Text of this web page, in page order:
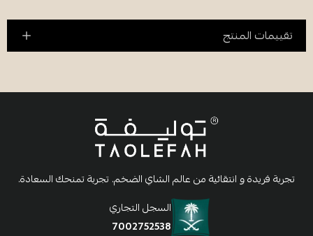
تقييمات المنتج
تجربة فريدة و انتقائية من عالم الشاي الضخم. تجربة تمنحك السعادة.
السجل التجاري
7002752538